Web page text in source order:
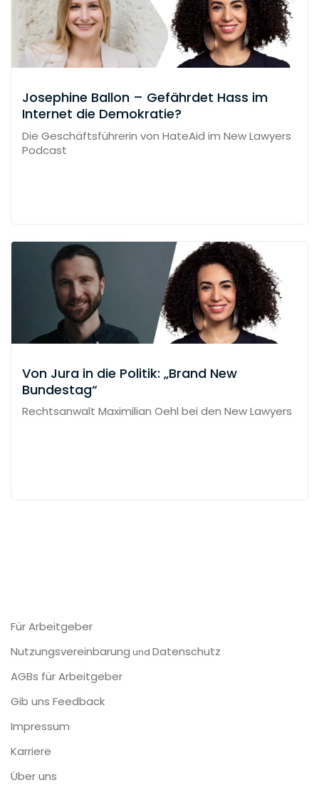
Josephine Ballon – Gefährdet Hass im
Internet die Demokratie?
Die Geschäftsführerin von HateAid im New Lawyers
Podcast
Von Jura in die Politik: „Brand New
Bundestag“
Rechtsanwalt Maximilian Oehl bei den New Lawyers
Für Arbeitgeber
Nutzungsvereinbarung und Datenschutz
AGBs für Arbeitgeber
Gib uns Feedback
Impressum
Karriere
Über uns